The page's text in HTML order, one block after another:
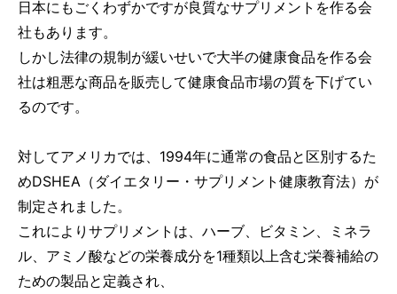
日本にもごくわずかですが良質なサプリメントを作る会
社もあります。
しかし法律の規制が緩いせいで大半の健康食品を作る会
社は粗悪な商品を販売して健康食品市場の質を下げてい
るのです。
対してアメリカでは、1994年に通常の食品と区別するた
めDSHEA（ダイエタリー・サプリメント健康教育法）が
制定されました。
これによりサプリメントは、ハーブ、ビタミン、ミネラ
ル、アミノ酸などの栄養成分を1種類以上含む栄養補給の
ための製品と定義され、